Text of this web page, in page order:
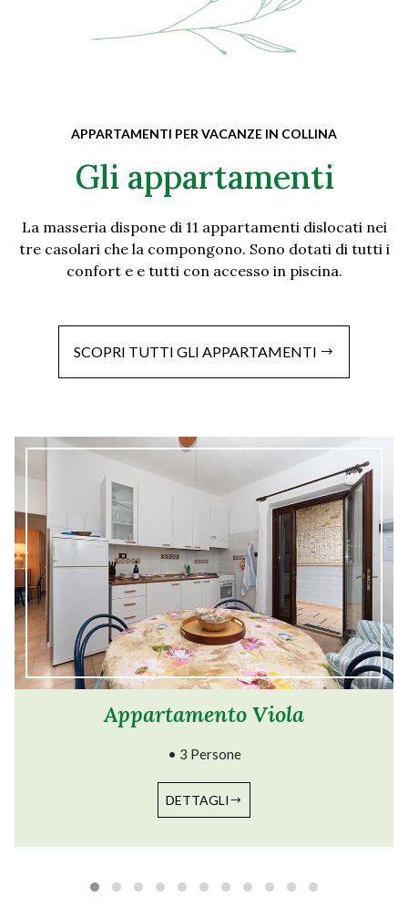
APPARTAMENTI PER VACANZE IN COLLINA
Gli appartamenti
La masseria dispone di 11 appartamenti dislocati nei
tre casolari che la compongono. Sono dotati di tutti i
confort e e tutti con accesso in piscina.
SCOPRI TUTTI GLI APPARTAMENTI
Appartamento Viola
• 3 Persone
DETTAGLI